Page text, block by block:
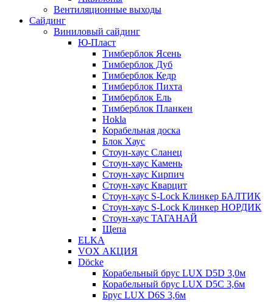
Вентиляционные выходы
Сайдинг
Виниловый сайдинг
Ю-Пласт
Тимберблок Ясень
Тимберблок Дуб
Тимберблок Кедр
Тимберблок Пихта
Тимберблок Ель
Тимберблок Планкен
Hokla
Корабельная доска
Блок Хаус
Стоун-хаус Сланец
Стоун-хаус Камень
Стоун-хаус Кирпич
Стоун-хаус Кварцит
Стоун-хаус S-Lock Клинкер БАЛТИК
Стоун-хаус S-Lock Клинкер НОРДИК
Стоун-хаус ТАГАНАЙ
Щепа
ELKA
VOX АКЦИЯ
Döcke
Корабельный брус LUX D5D 3,0м
Корабельный брус LUX D5C 3,6м
Брус LUX D6S 3,6м